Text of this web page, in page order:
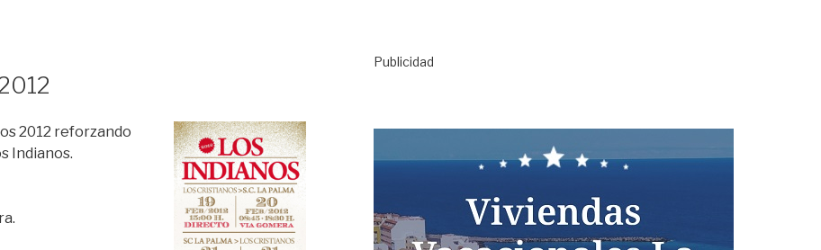
2012 reforzando
Indianos.
Publicidad